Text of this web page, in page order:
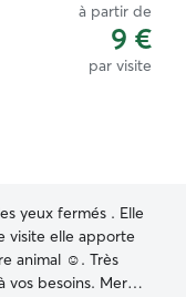
à partir de
9 €
par visite
yeux fermés . Elle
visite elle apporte
animal ☺️. Très
vos besoins. Merci